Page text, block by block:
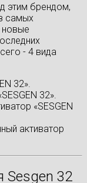
этим брендом,
самых
новые
- 4 вида
32».
32».
«SESGEN
активатор
Sesgen 32